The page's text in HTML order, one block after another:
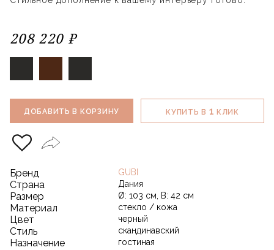
208 220 ₽
ДОБАВИТЬ В КОРЗИНУ КУПИТЬ В 1 КЛИК
Бренд GUBI
Страна Дания
Размер Ø: 103 см, В: 42 см
Материал стекло / кожа
Цвет черный
Стиль скандинавский
Назначение гостиная